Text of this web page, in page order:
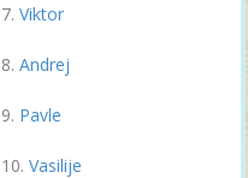
Viktor
Andrej
Pavle
Vasilije